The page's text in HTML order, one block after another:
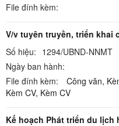
File đính kèm:
V/v tuyên truyền, triển khai
Số hiệu: 1294/UBND-NNMT
Ngày ban hành:
File đính kèm:
Công văn,
Kèm CV, Kèm CV
Kế hoạch Phát triển du lịch